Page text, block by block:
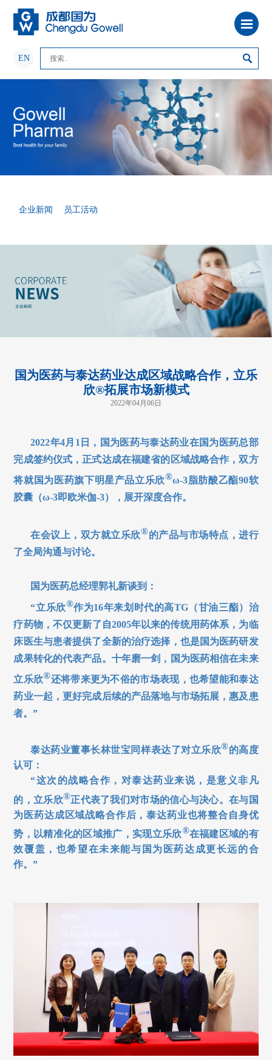
EN
企业新闻 员工活动
国为医药与泰达药业达成区域战略合作，立乐
欣®拓展市场新模式
2022年04月06日
2022年4月1日，国为医药与泰达药业在国为医药总部
完成签约仪式，正式达成在福建省的区域战略合作，双方
将就国为医药旗下明星产品立乐欣®ω-3脂肪酸乙酯90软
胶囊（ω-3即欧米伽-3），展开深度合作。
在会议上，双方就立乐欣®的产品与市场特点，进行
了全局沟通与讨论。
国为医药总经理郭礼新谈到：
“立乐欣®作为16年来划时代的高TG（甘油三酯）治
疗药物，不仅更新了自2005年以来的传统用药体系，为临
床医生与患者提供了全新的治疗选择，也是国为医药研发
成果转化的代表产品。十年磨一剑，国为医药相信在未来
立乐欣®还将带来更为不俗的市场表现，也希望能和泰达
药业一起，更好完成后续的产品落地与市场拓展，惠及患
者。”
泰达药业董事长林世宝同样表达了对立乐欣®的高度
认可：
“这次的战略合作，对泰达药业来说，是意义非凡
的，立乐欣®正代表了我们对市场的信心与决心。在与国
为医药达成区域战略合作后，泰达药业也将整合自身优
势，以精准化的区域推广，实现立乐欣®在福建区域的有
效覆盖，也希望在未来能与国为医药达成更长远的合
作。”